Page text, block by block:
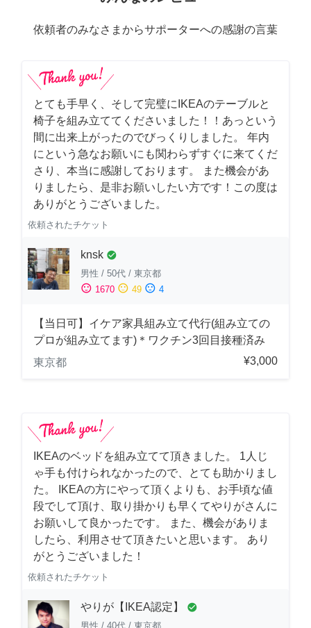
依頼者のみなさまからサポーターへの感謝の言葉
とても手早く、そして完璧にIKEAのテーブルと
椅子を組み立ててくださいました！！あっという
間に出来上がったのでびっくりしました。 年内
にという急なお願いにも関わらずすぐに来てくだ
さり、本当に感謝しております。 また機会があ
りましたら、是非お願いしたい方です！この度は
ありがとうございました。
依頼されたチケット
knsk check_circle
男性 / 50代 / 東京都
sentiment_satisfied 1670 sentiment_neutral 49 sentiment_dissatisfied 4
【当日可】イケア家具組み立て代行(組み立ての
プロが組み立てます)＊ワクチン3回目接種済み
東京都
¥3,000
IKEAのベッドを組み立てて頂きました。 1人じ
ゃ手も付けられなかったので、とても助かりまし
た。 IKEAの方にやって頂くよりも、お手頃な値
段でして頂け、取り掛かりも早くてやりがさんに
お願いして良かったです。 また、機会がありま
したら、利用させて頂きたいと思います。 あり
がとうございました！
依頼されたチケット
やりが【IKEA認定】 check_circle
男性 / 40代 / 東京都